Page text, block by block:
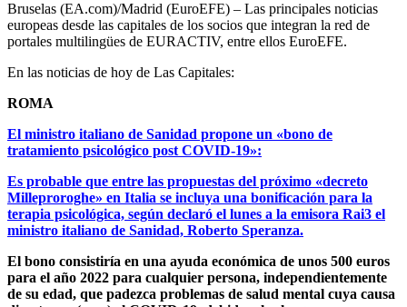
Bruselas (EA.com)/Madrid (EuroEFE) – Las principales noticias
europeas desde las capitales de los socios que integran la red de
portales multilingües de EURACTIV, entre ellos EuroEFE.
En las noticias de hoy de Las Capitales:
ROMA
El ministro italiano de Sanidad propone un «bono de
tratamiento psicológico post COVID-19»:
Es probable que entre las propuestas del próximo «decreto
Milleproroghe» en Italia se incluya una bonificación para la
terapia psicológica, según declaró el lunes a la emisora Rai3 el
ministro italiano de Sanidad, Roberto Speranza.
El bono consistiría en una ayuda económica de unos 500 euros
para el año 2022 para cualquier persona, independientemente
de su edad, que padezca problemas de salud mental cuya causa